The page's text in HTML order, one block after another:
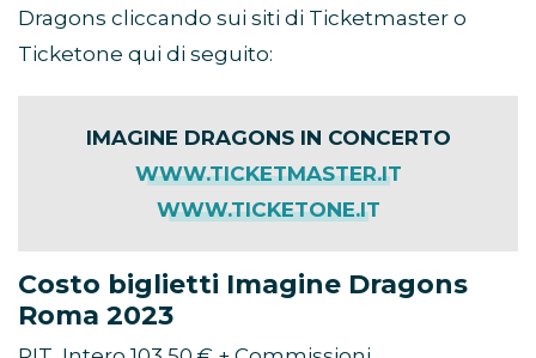
Dragons cliccando sui siti di Ticketmaster o
Ticketone qui di seguito:
IMAGINE DRAGONS IN CONCERTO
WWW.TICKETMASTER.IT
WWW.TICKETONE.IT
Costo biglietti Imagine Dragons
Roma 2023